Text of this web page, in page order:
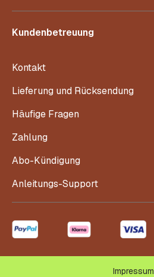
Kundenbetreuung
Kontakt
Lieferung und Rücksendung
Häufige Fragen
Zahlung
Abo-Kündigung
Anleitungs-Support
Impressum